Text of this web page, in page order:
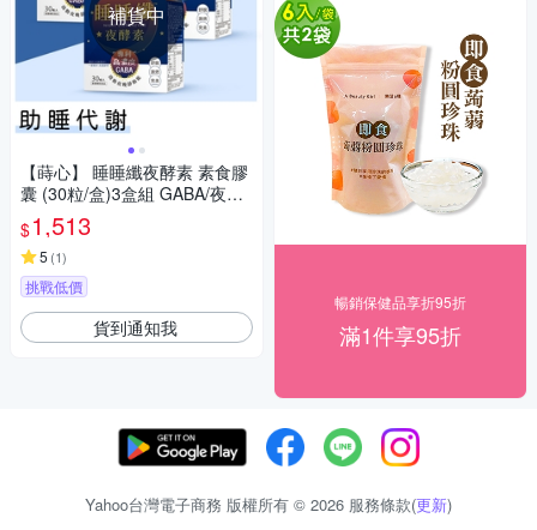
補貨中
【蒔心】 睡睡纖夜酵素 素食膠
囊 (30粒/盒)3盒組 GABA/夜酵
素/益生菌/肉鹼/黑生薑
$1,513
5 (1)
挑戰低價
貨到通知我
暢銷保健品享折95折
滿1件享95折
Yahoo台灣電子商務 版權所有 © 2026 服務條款(更新)